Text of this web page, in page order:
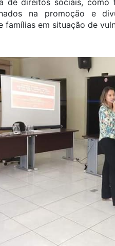
de direitos sociais,
na promoção e
em situação de